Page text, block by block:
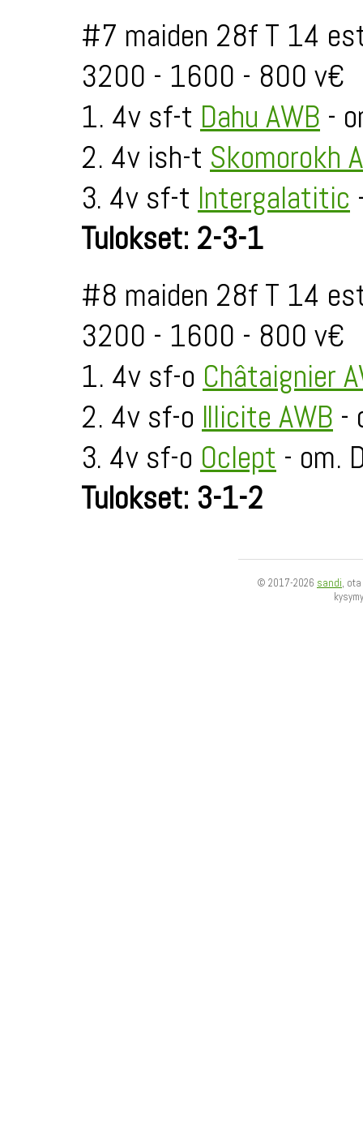
#7 maiden 28f T 14
3200 - 1600 - 800 v€
1. 4v sf-t Dahu AWB -
2. 4v ish-t Skomorokh
3. 4v sf-t Intergalatitic
Tulokset: 2-3-1
#8 maiden 28f T 14
3200 - 1600 - 800 v€
1. 4v sf-o Châtaignier
2. 4v sf-o Illicite AWB -
3. 4v sf-o Oclept - om.
Tulokset: 3-1-2
© 2017-2026 sandi,